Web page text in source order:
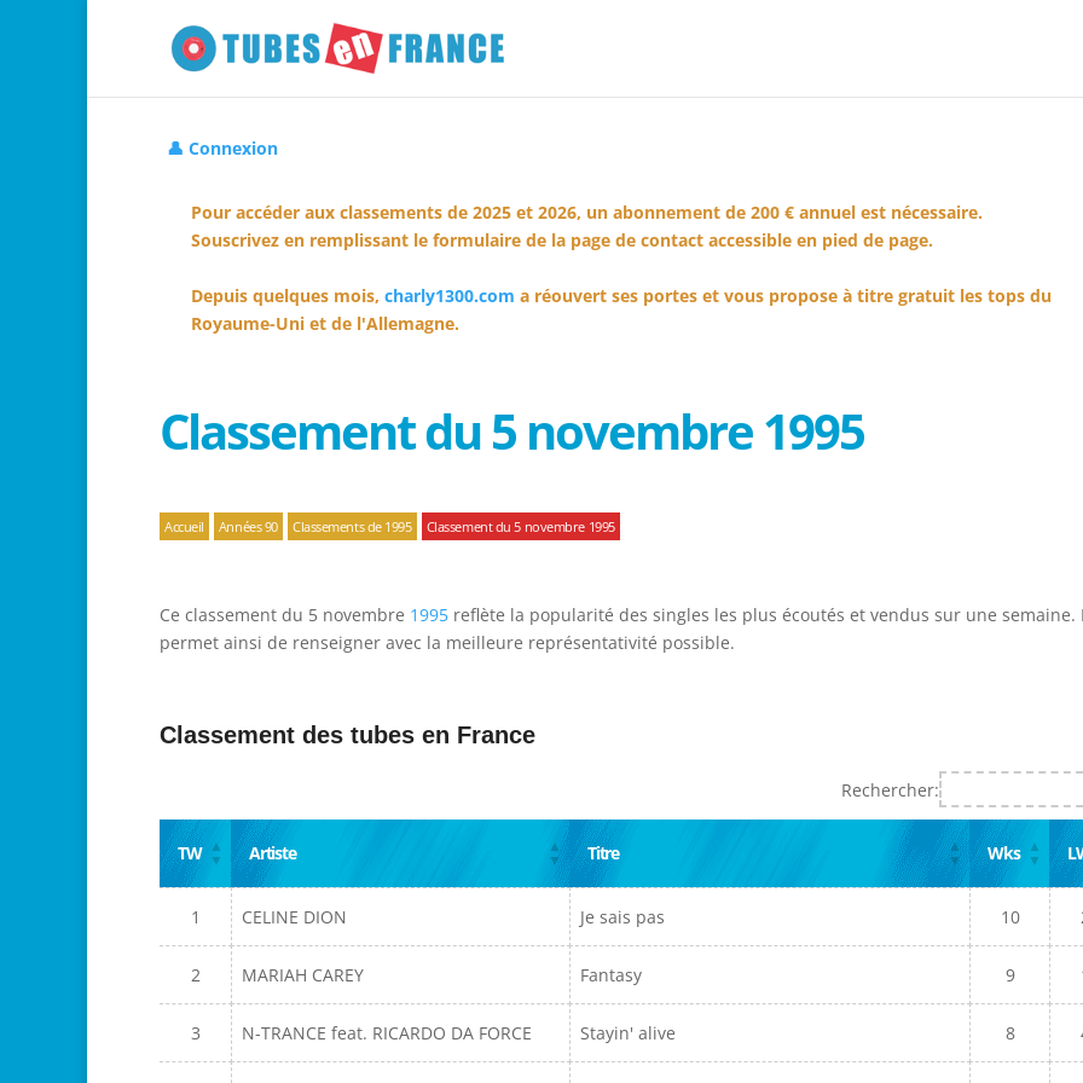
👤 Connexion
Pour accéder aux classements de 2025 et 2026, un abonnement de 200 € annuel est nécessaire.
Souscrivez en remplissant le formulaire de la page de contact accessible en pied de page.
Depuis quelques mois, charly1300.com a réouvert ses portes et vous propose à titre gratuit les tops du
Royaume-Uni et de l'Allemagne.
Classement du 5 novembre 1995
Accueil Années 90 Classements de 1995 Classement du 5 novembre 1995
Ce classement du 5 novembre 1995 reflète la popularité des singles les plus écoutés et vendus sur une semaine.
permet ainsi de renseigner avec la meilleure représentativité possible.
Classement des tubes en France
Rechercher:
TW Artiste Titre Wks
1 CELINE DION Je sais pas 10
2 MARIAH CAREY Fantasy 9
3 N-TRANCE feat. RICARDO DA FORCE Stayin' alive 8